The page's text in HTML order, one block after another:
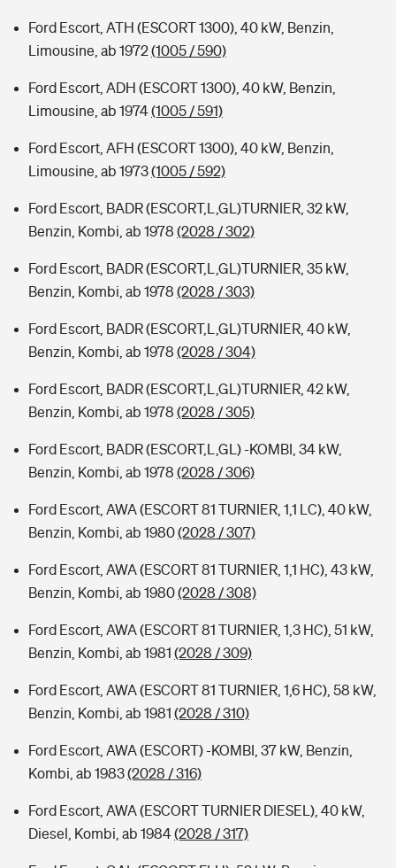
Ford Escort, ATH (ESCORT 1300), 40 kW, Benzin,
Limousine, ab 1972(1005 / 590)
Ford Escort, ADH (ESCORT 1300), 40 kW, Benzin,
Limousine, ab 1974(1005 / 591)
Ford Escort, AFH (ESCORT 1300), 40 kW, Benzin,
Limousine, ab 1973(1005 / 592)
Ford Escort, BADR (ESCORT,L,GL)TURNIER, 32 kW,
Benzin, Kombi, ab 1978 (2028 / 302)
Ford Escort, BADR (ESCORT,L,GL)TURNIER, 35 kW,
Benzin, Kombi, ab 1978 (2028 / 303)
Ford Escort, BADR (ESCORT,L,GL)TURNIER, 40 kW,
Benzin, Kombi, ab 1978 (2028 / 304)
Ford Escort, BADR (ESCORT,L,GL)TURNIER, 42 kW,
Benzin, Kombi, ab 1978 (2028 / 305)
Ford Escort, BADR (ESCORT,L,GL) -KOMBI, 34 kW,
Benzin, Kombi, ab 1978 (2028 / 306)
Ford Escort, AWA (ESCORT 81 TURNIER, 1,1 LC), 40 kW,
Benzin, Kombi, ab 1980(2028 / 307)
Ford Escort, AWA (ESCORT 81 TURNIER, 1,1 HC), 43 kW,
Benzin, Kombi, ab 1980(2028 / 308)
Ford Escort, AWA (ESCORT 81 TURNIER, 1,3 HC), 51 kW,
Benzin, Kombi, ab 1981 (2028 / 309)
Ford Escort, AWA (ESCORT 81 TURNIER, 1,6 HC), 58 kW,
Benzin, Kombi, ab 1981 (2028 / 310)
Ford Escort, AWA (ESCORT) -KOMBI, 37 kW, Benzin,
Kombi, ab 1983(2028 / 316)
Ford Escort, AWA (ESCORT TURNIER DIESEL), 40 kW,
Diesel, Kombi, ab 1984(2028 / 317)